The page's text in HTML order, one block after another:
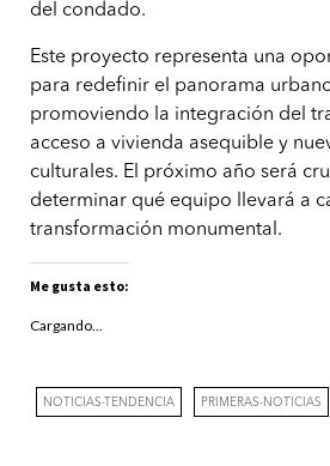
del condado.
Este proyecto representa una
para redefinir el panorama
promoviendo la integración del
acceso a vivienda asequible y
culturales. El próximo año será
determinar qué equipo llevará a
transformación monumental.
Me gusta esto:
Cargando...
NOTICIAS-TENDENCIA PRIMERAS-NOTICIAS